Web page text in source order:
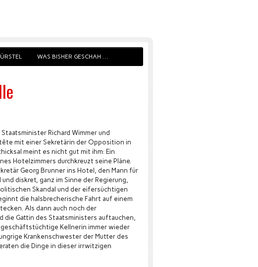
WAS BISHER GESCHAH …
Richard Wimmer und
mit einer Sekretärin der Opposition in
meint es nicht gut mit ihm: Ein
Hotelzimmers durchkreuzt seine Pläne.
Georg Brunner ins Hotel, den Mann für
diskret, ganz im Sinne der Regierung,
Skandal und der eifersüchtigen
die halsbrecherische Fahrt auf einem
Als dann auch noch der
die Gattin des Staatsministers auftauchen,
Kellnerin immer wieder
Krankenschwester der Mutter des
die Dinge in dieser irrwitzigen